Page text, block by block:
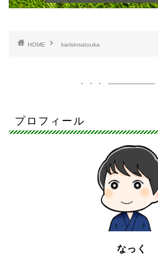
HOME karisinsatuuka
プロフィール
なっく